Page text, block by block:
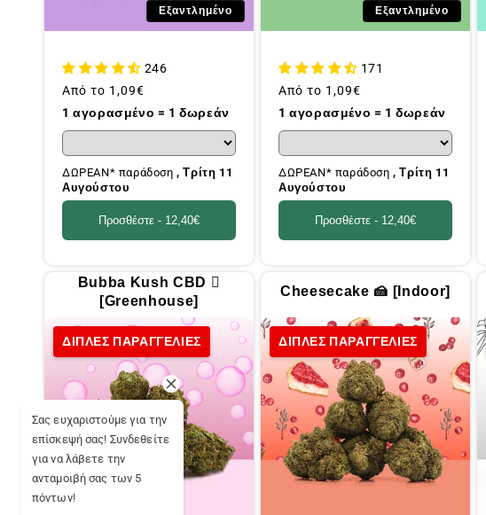
Εξαντλημένο
246
Συνήθης
τιμή
Από το 1,09€
1 αγορασμένο = 1 δωρεάν
ΔΩΡΕΑΝ* παράδοση, Τρίτη 11
Αυγούστου
Προσθέστε - 12,40€
Εξαντλημένο
171
Συνήθης
τιμή
Από το 1,09€
1 αγορασμένο = 1 δωρεάν
ΔΩΡΕΑΝ* παράδοση, Τρίτη 11
Αυγούστου
Προσθέστε - 12,40€
Bubba Kush CBD 🺧
[Greenhouse]
ΔΙΠΛΕΣ ΠΑΡΑΓΓΕΛΙΕΣ
Cheesecake 🍰 [Indoor]
ΔΙΠΛΕΣ ΠΑΡΑΓΓΕΛΙΕΣ
Σας ευχαριστούμε για την
επίσκεψή σας! Συνδεθείτε
για να λάβετε την
ανταμοιβή σας των 5
πόντων!